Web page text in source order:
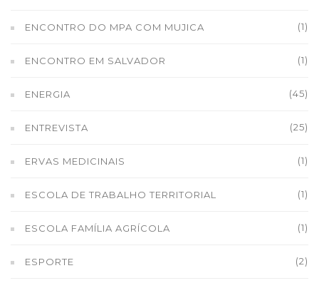
ENCONTRO DO MPA COM MUJICA (1)
ENCONTRO EM SALVADOR (1)
ENERGIA (45)
ENTREVISTA (25)
ERVAS MEDICINAIS (1)
ESCOLA DE TRABALHO TERRITORIAL (1)
ESCOLA FAMÍLIA AGRÍCOLA (1)
ESPORTE (2)